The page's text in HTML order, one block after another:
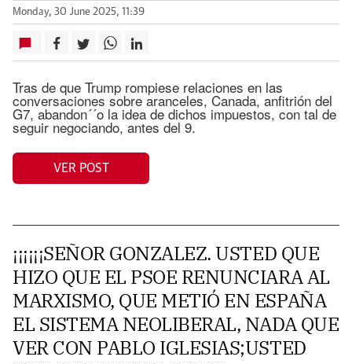
Monday, 30 June 2025, 11:39
Tras de que Trump rompiese relaciones en las
conversaciones sobre aranceles, Canada, anfitrión del
G7, abandon´´o la idea de dichos impuestos, con tal de
seguir negociando, antes del 9.
VER POST
¡¡¡¡¡¡SEÑOR GONZALEZ. USTED QUE
HIZO QUE EL PSOE RENUNCIARA AL
MARXISMO, QUE METIÓ EN ESPAÑA
EL SISTEMA NEOLIBERAL, NADA QUE
VER CON PABLO IGLESIAS;USTED